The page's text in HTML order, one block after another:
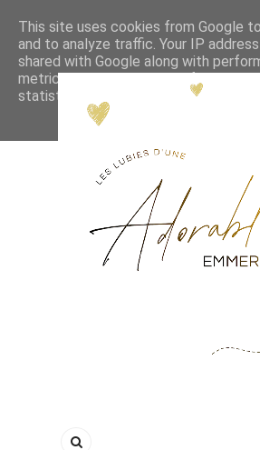
This site uses cookies from Google
and to analyze traffic. Your IP
shared with Google along with
metrics to ensure quality of service,
statistics, and to detect and address